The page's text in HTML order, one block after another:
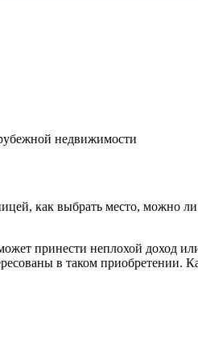
недвижимости
как выбрать место, можно
принести неплохой доход или
в таком приобретении.